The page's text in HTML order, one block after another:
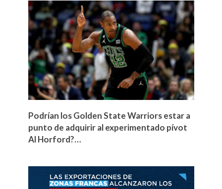
Podrían los Golden State Warriors estar a
punto de adquirir al experimentado pívot
Al Horford?…